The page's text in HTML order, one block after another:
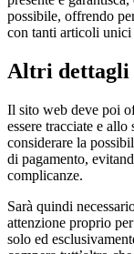
possibile, offrendo
con tanti articoli unici
Altri dettagli
Il sito web deve poi
essere tracciate e
considerare la
di pagamento,
complicanze.
Sarà quindi
attenzione proprio
solo ed